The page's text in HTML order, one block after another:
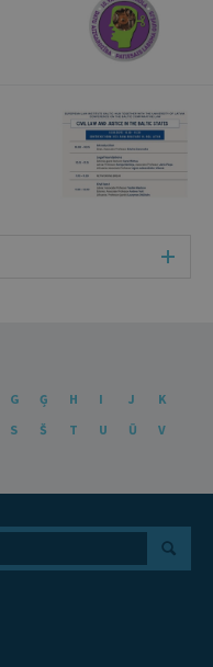
G Ģ H I J
K
S Š T U Ū
V